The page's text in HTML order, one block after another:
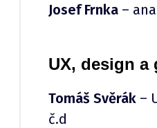
Josef Frnka –
UX, design a
Tomáš Svěrák –
č.d